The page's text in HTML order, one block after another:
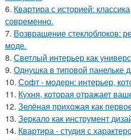
6. Квартира с историей:
современно.
7. Возвращение стеклоблоков:
моде.
8. Светлый интерьер как
9. Однушка в типовой панельке
10. Софт - модерн: интерьер,
11. Кухня, которая отражает
12. Зелёная прихожая как
13. Зеркало как инструмент
14. Квартира - студия с